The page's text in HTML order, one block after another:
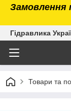
Замовлення
Гідравлика
Товари та